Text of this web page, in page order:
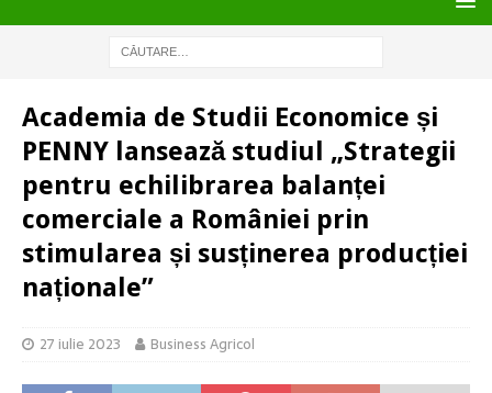
Academia de Studii Economice și
PENNY lansează studiul „Strategii
pentru echilibrarea balanței
comerciale a României prin
stimularea și susținerea producției
naționale”
27 iulie 2023 Business Agricol